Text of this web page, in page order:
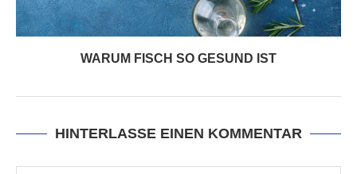
WARUM FISCH SO GESUND IST
HINTERLASSE EINEN KOMMENTAR